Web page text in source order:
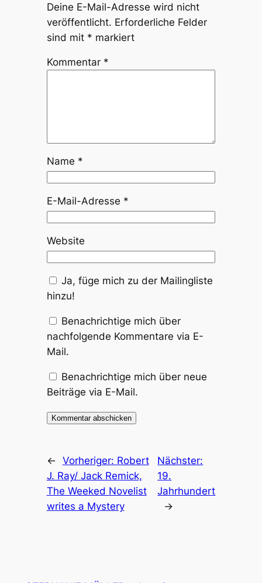
Deine E-Mail-Adresse wird nicht
veröffentlicht. Erforderliche Felder
sind mit * markiert
Kommentar *
Name *
E-Mail-Adresse *
Website
Ja, füge mich zu der Mailingliste
hinzu!
Benachrichtige mich über
nachfolgende Kommentare via E-
Mail.
Benachrichtige mich über neue
Beiträge via E-Mail.
← Vorheriger: Robert
J. Ray/ Jack Remick,
The Weeked Novelist
writes a Mystery
Nächster:
19.
Jahrhundert
→